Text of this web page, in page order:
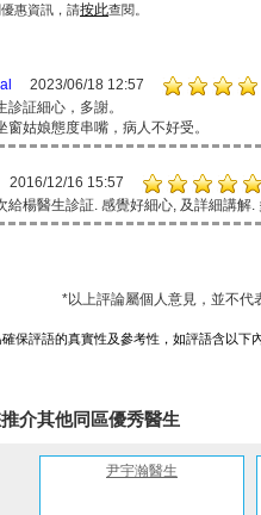
惠資訊，請按此查閱。
2023/06/18 12:57
診証細心，多謝。
窗姑娘態度串嘴，病人不好受。
2016/12/16 15:57
給楊醫生診証. 感覺好細心, 及詳細講解.
*以上評論屬個人意見，並不代
確保評語的真實性及參考性，如評語含以下
介其他同區優秀醫生
尹宇瀚醫生